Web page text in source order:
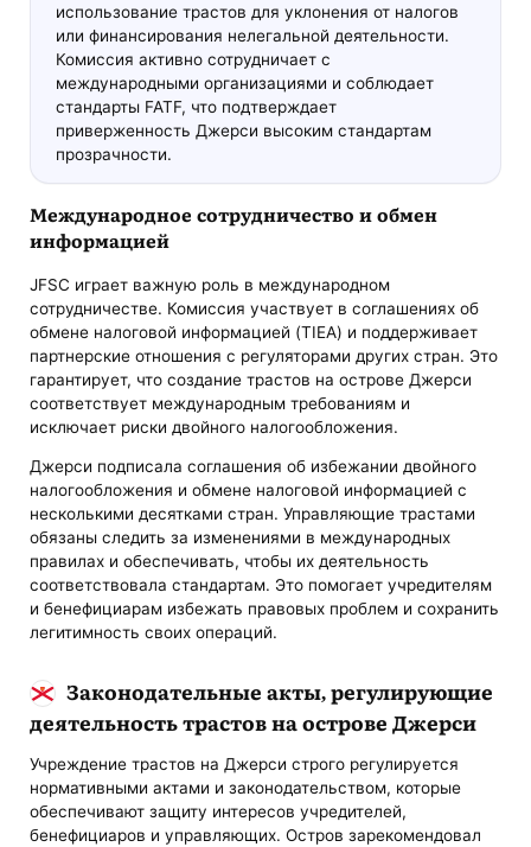
использование трастов для уклонения от налогов
или финансирования нелегальной деятельности.
Комиссия активно сотрудничает с
международными организациями и соблюдает
стандарты FATF, что подтверждает
приверженность Джерси высоким стандартам
прозрачности.
Международное сотрудничество и обмен
информацией
JFSC играет важную роль в международном
сотрудничестве. Комиссия участвует в соглашениях об
обмене налоговой информацией (TIEA) и поддерживает
партнерские отношения с регуляторами других стран. Это
гарантирует, что создание трастов на острове Джерси
соответствует международным требованиям и
исключает риски двойного налогообложения.
Джерси подписала соглашения об избежании двойного
налогообложения и обмене налоговой информацией с
несколькими десятками стран. Управляющие трастами
обязаны следить за изменениями в международных
правилах и обеспечивать, чтобы их деятельность
соответствовала стандартам. Это помогает учредителям
и бенефициарам избежать правовых проблем и сохранить
легитимность своих операций.
Законодательные акты, регулирующие
деятельность трастов на острове Джерси
Учреждение трастов на Джерси строго регулируется
нормативными актами и законодательством, которые
обеспечивают защиту интересов учредителей,
бенефициаров и управляющих. Остров зарекомендовал